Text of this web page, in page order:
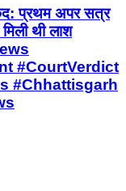
प्रथम अपर सत्र
थी लाश
#CourtVerdict
#Chhattisgarh